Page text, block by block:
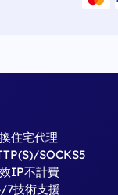
住宅代理
SOCKS5
IP不計費
7技術支援